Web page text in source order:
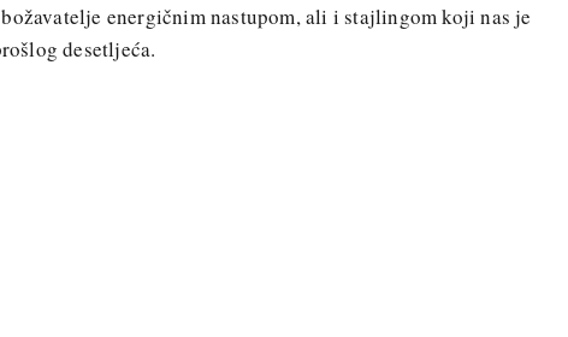
energičnim nastupom, ali i stajlingom koji nas je
desetljeća.